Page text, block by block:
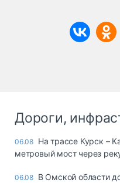
Дороги,
06.08 На трассе Курск –
метровый мост через
06.08 В Омской области